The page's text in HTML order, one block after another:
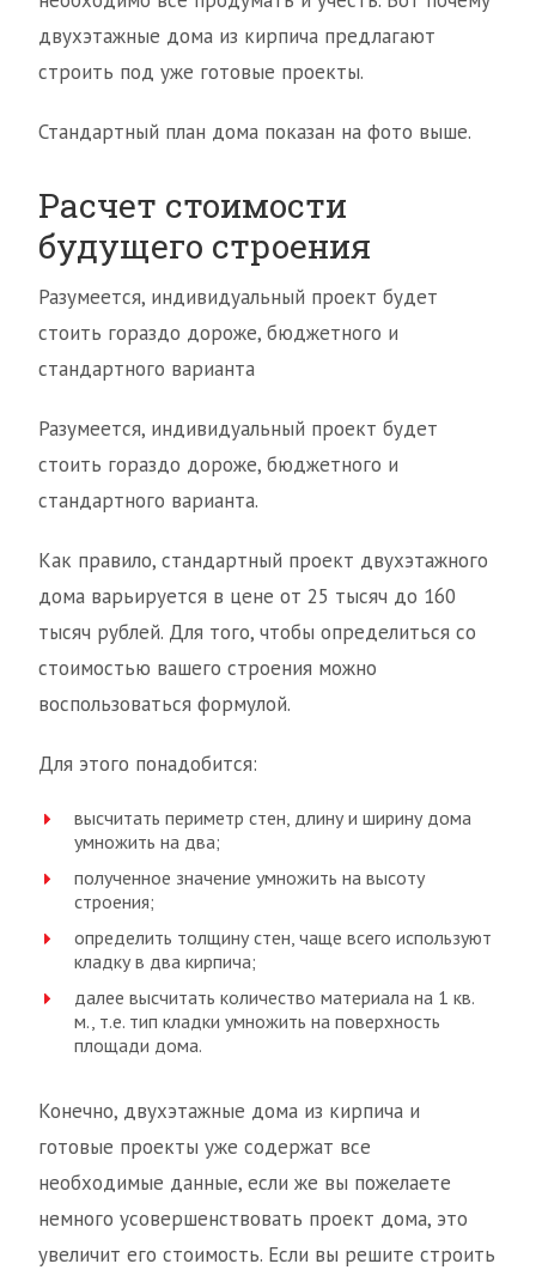
двухэтажные дома из кирпича предлагают
строить под уже готовые проекты.
Стандартный план дома показан на фото выше.
Расчет стоимости
будущего строения
Разумеется, индивидуальный проект будет
стоить гораздо дороже, бюджетного и
стандартного варианта
Разумеется, индивидуальный проект будет
стоить гораздо дороже, бюджетного и
стандартного варианта.
Как правило, стандартный проект двухэтажного
дома варьируется в цене от 25 тысяч до 160
тысяч рублей. Для того, чтобы определиться со
стоимостью вашего строения можно
воспользоваться формулой.
Для этого понадобится:
высчитать периметр стен, длину и ширину дома
умножить на два;
полученное значение умножить на высоту
строения;
определить толщину стен, чаще всего используют
кладку в два кирпича;
далее высчитать количество материала на 1 кв.
м., т.е. тип кладки умножить на поверхность
площади дома.
Конечно, двухэтажные дома из кирпича и
готовые проекты уже содержат все
необходимые данные, если же вы пожелаете
немного усовершенствовать проект дома, это
увеличит его стоимость. Если вы решите строить